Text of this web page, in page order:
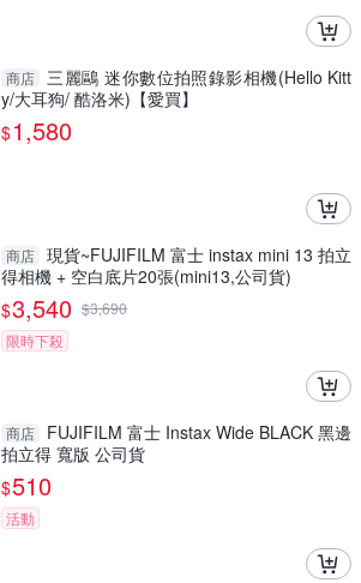
商店 三麗鷗 迷你數位拍照錄影相機(Hello Kitt
y/大耳狗/ 酷洛米)【愛買】
$1,580
商店 現貨~FUJIFILM 富士 instax mini 13 拍立
得相機 + 空白底片20張(mini13,公司貨)
$3,540 $3,690
限時下殺
商店
FUJIFILM 富士 Instax Wide BLACK 黑邊
拍立得 寬版 公司貨
$510
活動